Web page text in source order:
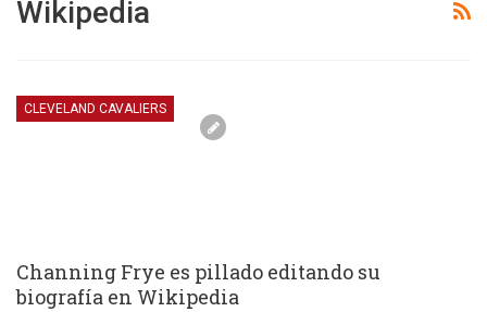
Wikipedia
CLEVELAND CAVALIERS
Channing Frye es pillado editando su
biografía en Wikipedia